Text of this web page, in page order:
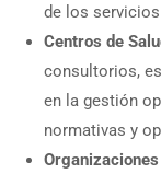
de los
Centros de
consultorios,
en la gestión
normativas y